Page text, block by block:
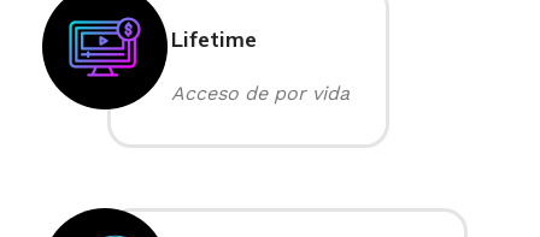
Lifetime
Acceso de por vida